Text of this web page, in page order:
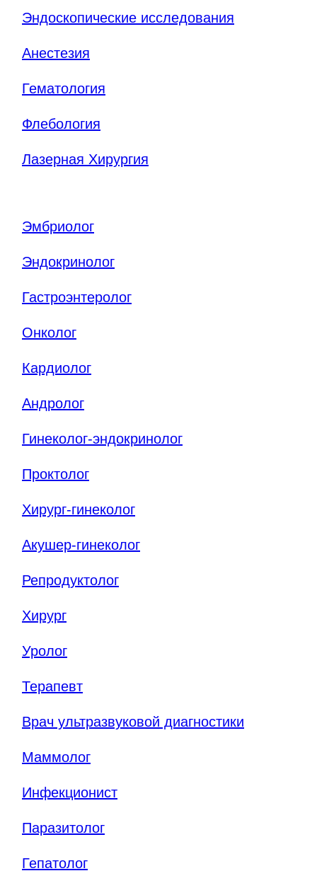
Эндоскопические исследования
Анестезия
Гематология
Флебология
Лазерная Хирургия
Эмбриолог
Эндокринолог
Гастроэнтеролог
Онколог
Кардиолог
Андролог
Гинеколог-эндокринолог
Проктолог
Хирург-гинеколог
Акушер-гинеколог
Репродуктолог
Хирург
Уролог
Терапевт
Врач ультразвуковой диагностики
Маммолог
Инфекционист
Паразитолог
Гепатолог